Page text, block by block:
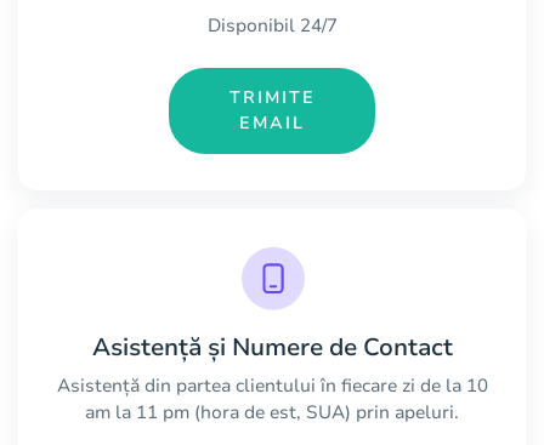
Disponibil 24/7
TRIMITE
EMAIL
Asistență și Numere de Contact
Asistență din partea clientului în fiecare zi de la 10
am la 11 pm (hora de est, SUA) prin apeluri.